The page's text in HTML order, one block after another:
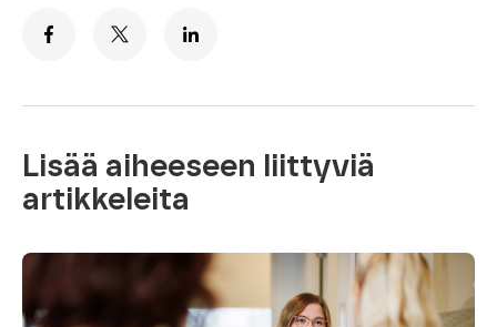
Lisää aiheeseen liittyviä
artikkeleita